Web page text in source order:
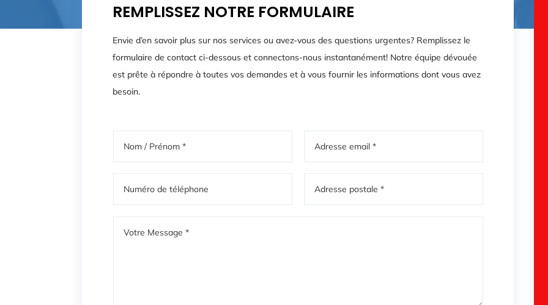
REMPLISSEZ NOTRE FORMULAIRE
Envie d’en savoir plus sur nos services ou avez-vous des questions urgentes? Remplissez le
formulaire de contact ci-dessous et connectons-nous instantanément! Notre équipe dévouée
est prête à répondre à toutes vos demandes et à vous fournir les informations dont vous avez
besoin.